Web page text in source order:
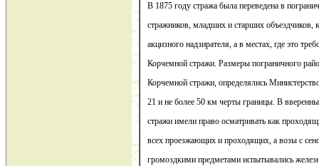
В 1875 году стража была переведена в
стражников, младших и старших
акцизного надзирателя, а в местах, где это
Корчемной стражи. Размеры пограничного
Корчемной стражи, определялись
21 и не более 50 км черты границы. В
стражи имели право осматривать как
всех проезжающих и проходящих, а возы с
громоздкими предметами испытывались